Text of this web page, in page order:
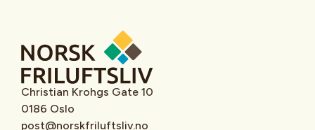
Christian Krohgs Gate 10
0186 Oslo
post@norskfriluftsliv.no